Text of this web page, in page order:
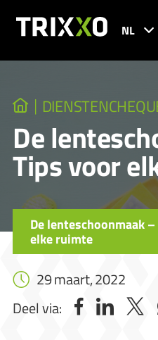
NL
De
Tips voor
De lenteschoonmaak
elke ruimte
29 maart, 2022
Deel via: